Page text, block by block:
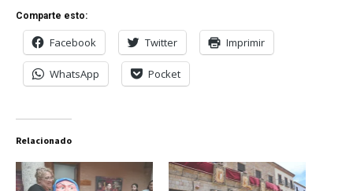
Comparte esto:
Facebook Twitter Imprimir
WhatsApp Pocket
Relacionado